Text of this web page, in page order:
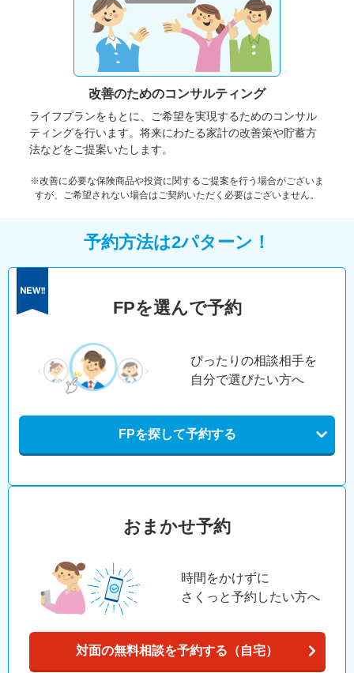
改善のためのコンサルティング
ライフプランをもとに、ご希望を実現するためのコンサル
ティングを行います。将来にわたる家計の改善策や貯蓄方
法などをご提案いたします。
※改善に必要な保険商品や投資に関するご提案を行う場合がございま
すが、ご希望されない場合はご契約いただく必要はございません。
予約方法は2パターン！
FPを選んで予約
ぴったりの相談相手を
自分で選びたい方へ
FPを探して予約する
おまかせ予約
時間をかけずに
さくっと予約したい方へ
対面の無料相談を予約する（自宅）